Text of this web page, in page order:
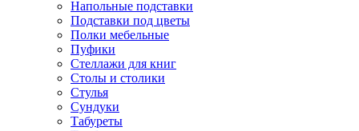
Напольные подставки
Подставки под цветы
Полки мебельные
Пуфики
Стеллажи для книг
Столы и столики
Стулья
Сундуки
Табуреты